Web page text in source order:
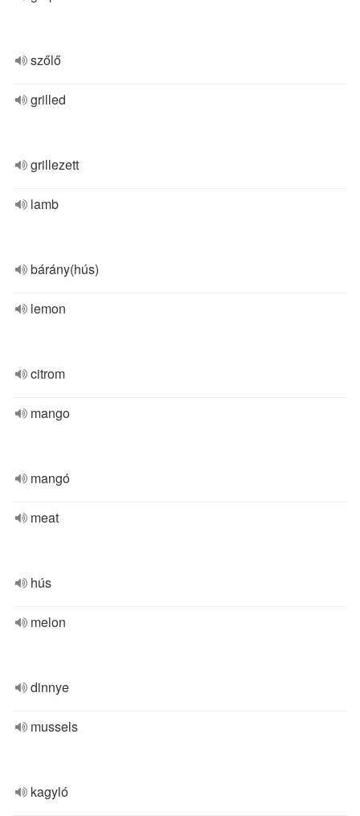
szőlő
grilled
grillezett
lamb
bárány(hús)
lemon
citrom
mango
mangó
meat
hús
melon
dinnye
mussels
kagyló